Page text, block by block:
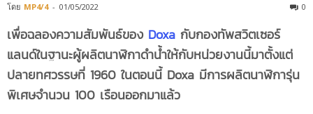
โดย MP4/4 - 01/05/2022 0
เพื่อฉลองความสัมพันธ์ของ Doxa กับกองทัพสวิตเซอร์
แลนด์ในฐานะผู้ผลิตนาฬิกาดำน้ำให้กับหน่วยงานนี้มาตั้งแต่
ปลายทศวรรษที่ 1960 ในตอนนี้ Doxa มีการผลิตนาฬิการุ่น
พิเศษจำนวน 100 เรือนออกมาแล้ว